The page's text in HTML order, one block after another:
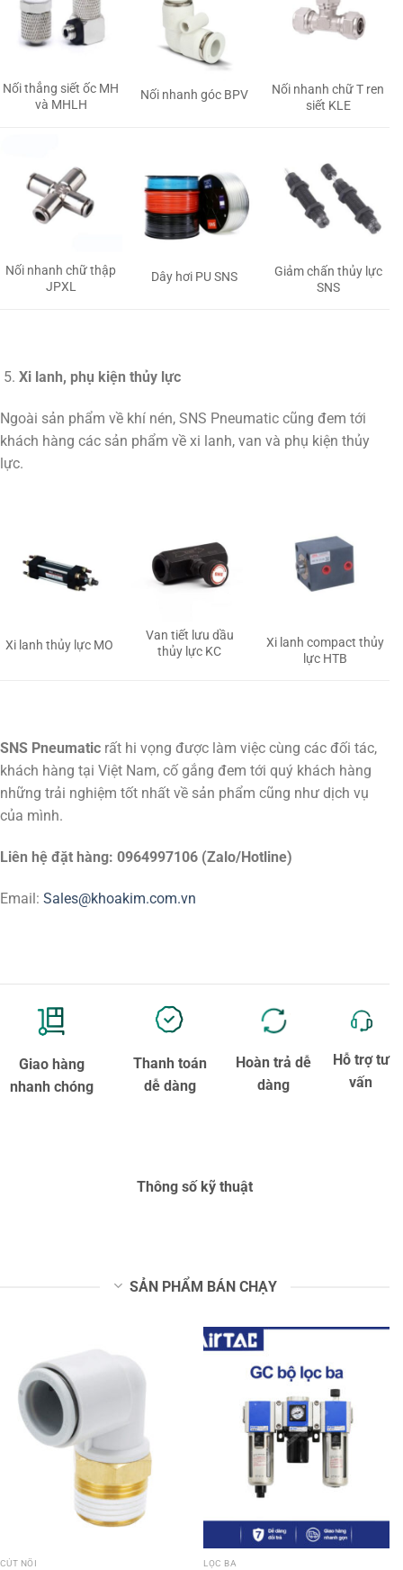
Nối thẳng siết ốc MH
và MHLH
Nối nhanh góc BPV
Nối nhanh chữ T ren
siết KLE
Nối nhanh chữ thập
JPXL
Dây hơi PU SNS
Giảm chấn thủy lực
SNS
Xi lanh, phụ kiện thủy lực
Ngoài sản phẩm về khí nén, SNS Pneumatic cũng đem tới
khách hàng các sản phẩm về xi lanh, van và phụ kiện thủy
lực.
Xi lanh thủy lực MO
Van tiết lưu dầu
thủy lực KC
Xi lanh compact thủy
lực HTB
SNS Pneumatic rất hi vọng được làm việc cùng các đối tác,
khách hàng tại Việt Nam, cố gắng đem tới quý khách hàng
những trải nghiệm tốt nhất về sản phẩm cũng như dịch vụ
của mình.
Liên hệ đặt hàng: 0964997106 (Zalo/Hotline)
Email: Sales@khoakim.com.vn
Giao hàng
nhanh chóng
Thanh toán
dễ dàng
Hoàn trả dễ
dàng
Hỗ trợ tư
vấn
Thông số kỹ thuật
SẢN PHẨM BÁN CHẠY
CÚT NỐI LỌC BA